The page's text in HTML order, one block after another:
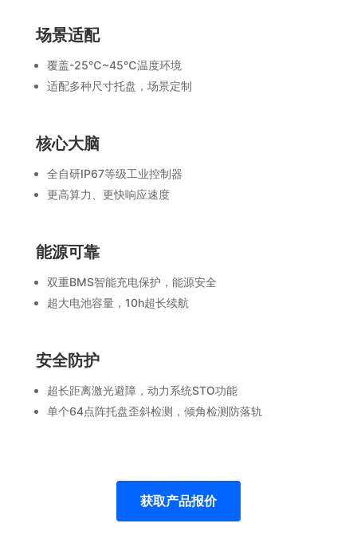
场景适配
覆盖-25℃~45℃温度环境
适配多种尺寸托盘，场景定制
核心大脑
全自研IP67等级工业控制器
更高算力、更快响应速度
能源可靠
双重BMS智能充电保护，能源安全
超大电池容量，10h超长续航
安全防护
超长距离激光避障，动力系统STO功能
单个64点阵托盘歪斜检测，倾角检测防落轨
获取产品报价